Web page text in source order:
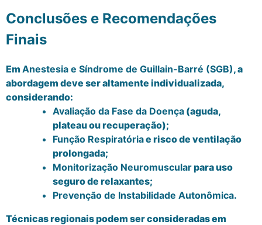
Conclusões e Recomendações
Finais
Em Anestesia e Síndrome de Guillain-Barré (SGB), a
abordagem deve ser altamente individualizada,
considerando:
Avaliação da Fase da Doença (aguda,
plateau ou recuperação);
Função Respiratóriae risco de ventilação
prolongada;
Monitorização Neuromuscularpara uso
seguro de relaxantes;
Prevenção de Instabilidade Autonômica.
Técnicas regionais podem ser consideradas em